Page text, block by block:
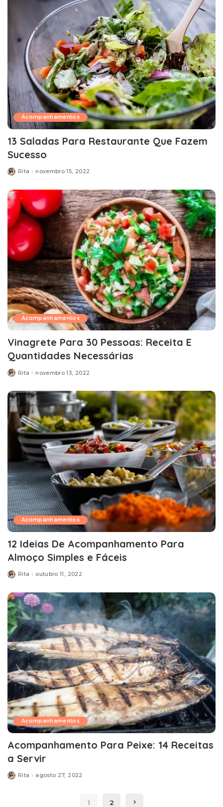
Acompanhamentos
13 Saladas Para Restaurante Que Fazem
Sucesso
Posted
Rita novembro 15, 2022
Acompanhamentos
Vinagrete Para 30 Pessoas: Receita E
Quantidades Necessárias
Posted
Rita novembro 13, 2022
Acompanhamentos
12 Ideias De Acompanhamento Para
Almoço Simples e Fáceis
Posted
Rita outubro 11, 2022
Acompanhamentos
Acompanhamento Para Peixe: 14 Receitas
a Servir
Posted
Rita agosto 27, 2022
1 2